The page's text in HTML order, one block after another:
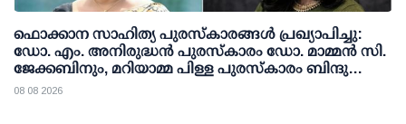
ഫൊക്കാന സാഹിത്യ പുരസ്‌കാരങ്ങള്‍ പ്രഖ്യാപിച്ചു:
ഡോ. എം. അനിരുദ്ധന്‍ പുരസ്‌കാരം ഡോ. മാമ്മന്‍ സി.
ജേക്കബിനും, മറിയാമ്മ പിള്ള പുരസ്‌കാരം ബിന്ദു
കാനയ്ക്കും
08 08 2026